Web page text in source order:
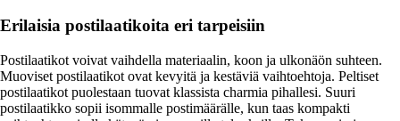
Erilaisia postilaatikoita eri tarpeisiin
Postilaatikot voivat vaihdella materiaalin, koon ja ulkonäön suhteen.
Muoviset postilaatikot ovat kevyitä ja kestäviä vaihtoehtoja. Peltiset
postilaatikot puolestaan tuovat klassista charmia pihallesi. Suuri
postilaatikko sopii isommalle postimäärälle, kun taas kompakti